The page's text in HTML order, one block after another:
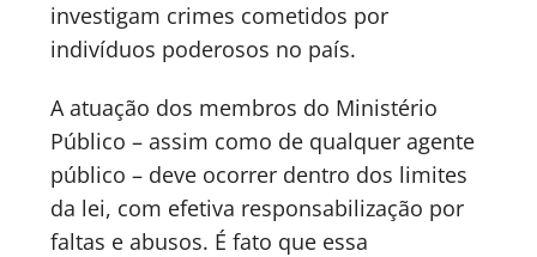
investigam crimes cometidos por
indivíduos poderosos no país.
A atuação dos membros do Ministério
Público – assim como de qualquer agente
público – deve ocorrer dentro dos limites
da lei, com efetiva responsabilização por
faltas e abusos. É fato que essa